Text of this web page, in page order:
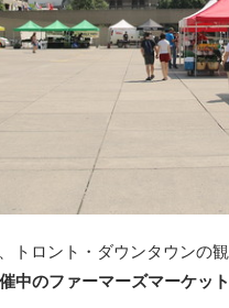
トロント・ダウンタウンの
中のファーマーズマーケット